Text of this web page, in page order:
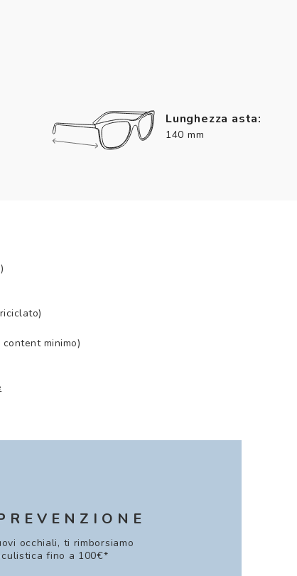
Lunghezza asta:
140 mm
minimo)
occhiali, ti rimborsiamo
fino a 100€*